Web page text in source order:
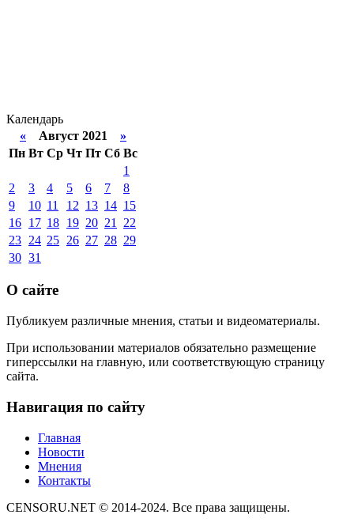
Календарь
« Август 2021 »
Пн Вт Ср Чт Пт Сб Вс
1
2
3 4 5 6 7
8
9
10 11 12 13 14 15
16 17 18 19 20 21
22
23 24 25 26 27 28 29
30 31
О сайте
Публикуем различные мнения, статьи и видеоматериалы.
При использовании материалов обязательно размещение
гиперссылки на главную, или соответствующую страницу
сайта.
Навигация по сайту
Главная
Новости
Мнения
Контакты
CENSORU.NET © 2014-2024. Все права защищены.